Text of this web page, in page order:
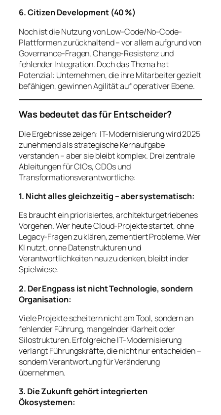
6. Citizen Development (40 %)
Noch ist die Nutzung von Low-Code/No-Code-
Plattformen zurückhaltend – vor allem aufgrund von
Governance-Fragen, Change-Resistenz und
fehlender Integration. Doch das Thema hat
Potenzial: Unternehmen, die ihre Mitarbeiter gezielt
befähigen, gewinnen Agilität auf operativer Ebene.
Was bedeutet das für Entscheider?
Die Ergebnisse zeigen: IT-Modernisierung wird 2025
zunehmend als strategische Kernaufgabe
verstanden – aber sie bleibt komplex. Drei zentrale
Ableitungen für CIOs, CDOs und
Transformationsverantwortliche:
1. Nicht alles gleichzeitig – aber systematisch:
Es braucht ein priorisiertes, architekturgetriebenes
Vorgehen. Wer heute Cloud-Projekte startet, ohne
Legacy-Fragen zu klären, zementiert Probleme. Wer
KI nutzt, ohne Datenstrukturen und
Verantwortlichkeiten neu zu denken, bleibt in der
Spielwiese.
2. Der Engpass ist nicht Technologie, sondern
Organisation:
Viele Projekte scheitern nicht am Tool, sondern an
fehlender Führung, mangelnder Klarheit oder
Silostrukturen. Erfolgreiche IT-Modernisierung
verlangt Führungskräfte, die nicht nur entscheiden –
sondern Verantwortung für Veränderung
übernehmen.
3. Die Zukunft gehört integrierten
Ökosystemen: